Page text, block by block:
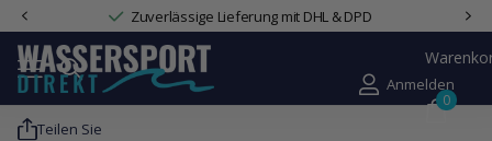
Zuverlässige Lieferung mit DHL & DPD
Anmelden
0
Teilen Sie